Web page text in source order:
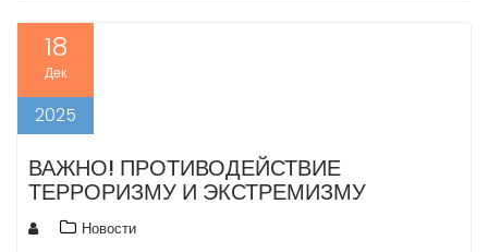
18
Дек
2025
ВАЖНО! ПРОТИВОДЕЙСТВИЕ
ТЕРРОРИЗМУ И ЭКСТРЕМИЗМУ
Новости